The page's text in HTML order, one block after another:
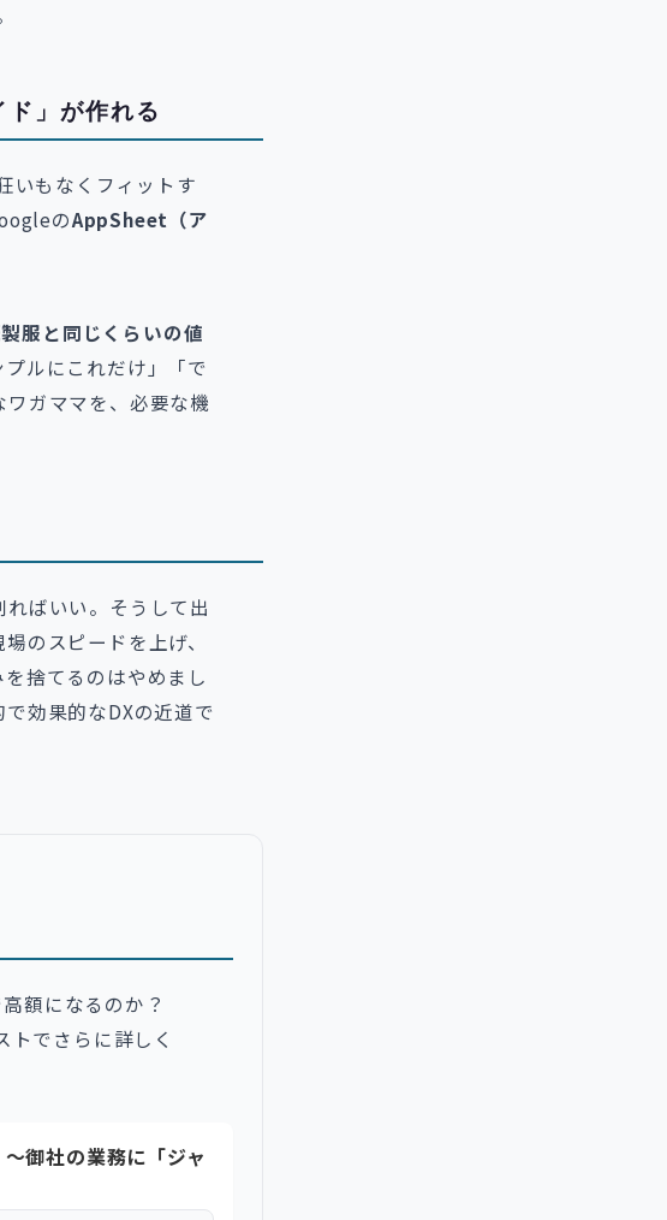
」が作れる
いもなくフィットす
のAppSheet（ア
服と同じくらいの値
ルにこれだけ」「で
ガママを、必要な機
ればいい。そうして出
のスピードを上げ、
捨てるのはやめまし
効果的なDXの近道で
額になるのか？
でさらに詳しく
御社の業務に「ジャ